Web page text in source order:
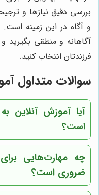
بررسی دقیق نیازها و
و آگاه در این زمینه است.
آگاهانه و منطقی بگیرید
فرزندتان انتخاب کنید.
سوالات متداول
آیا آموزش آنلاین
است؟
چه مهارت‌هایی
ضروری است؟